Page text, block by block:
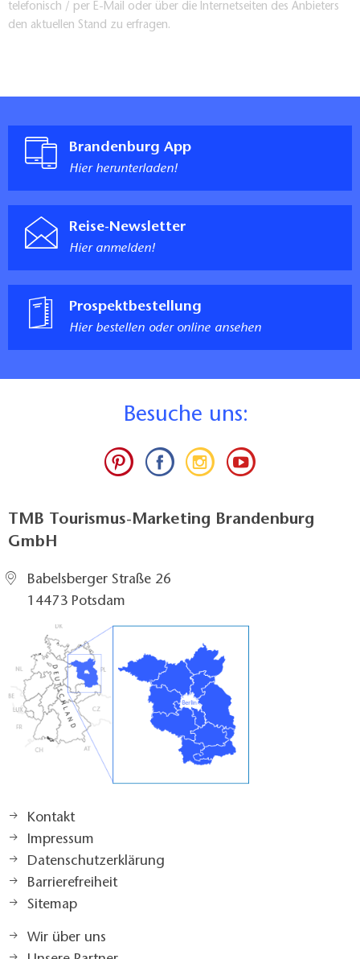
telefonisch / per E-Mail oder über die Internetseiten des Anbieters
den aktuellen Stand zu erfragen.
Brandenburg App
Hier herunterladen!
Reise-Newsletter
Hier anmelden!
Prospektbestellung
Hier bestellen oder online ansehen
Besuche uns:
TMB Tourismus-Marketing Brandenburg
GmbH
Babelsberger Straße 26
14473 Potsdam
Kontakt
Impressum
Datenschutzerklärung
Barrierefreiheit
Sitemap
Wir über uns